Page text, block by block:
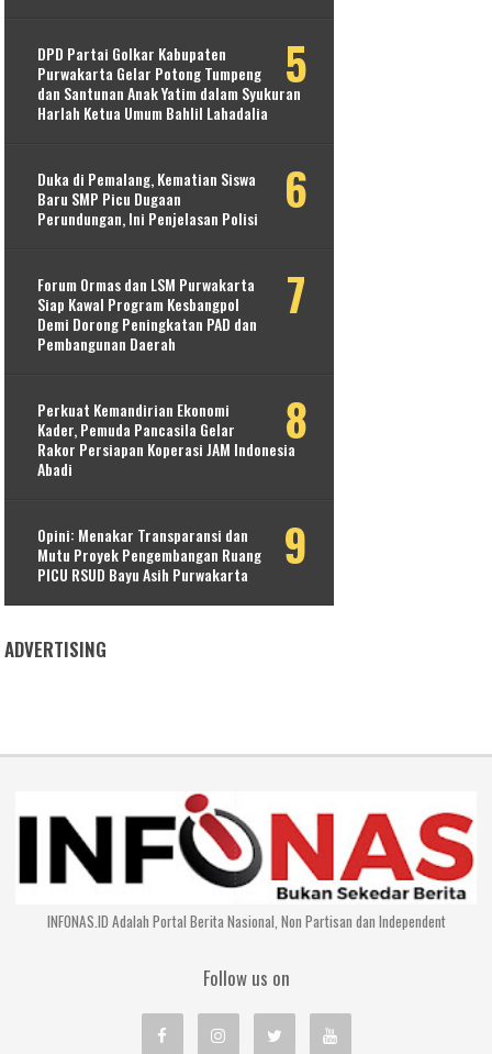
DPD Partai Golkar Kabupaten
Purwakarta Gelar Potong Tumpeng
dan Santunan Anak Yatim dalam Syukuran
Harlah Ketua Umum Bahlil Lahadalia
Duka di Pemalang, Kematian Siswa
Baru SMP Picu Dugaan
Perundungan, Ini Penjelasan Polisi
Forum Ormas dan LSM Purwakarta
Siap Kawal Program Kesbangpol
Demi Dorong Peningkatan PAD dan
Pembangunan Daerah
Perkuat Kemandirian Ekonomi
Kader, Pemuda Pancasila Gelar
Rakor Persiapan Koperasi JAM Indonesia
Abadi
Opini: Menakar Transparansi dan
Mutu Proyek Pengembangan Ruang
PICU RSUD Bayu Asih Purwakarta
ADVERTISING
INFONAS.ID Adalah Portal Berita Nasional, Non Partisan dan Independent
Follow us on